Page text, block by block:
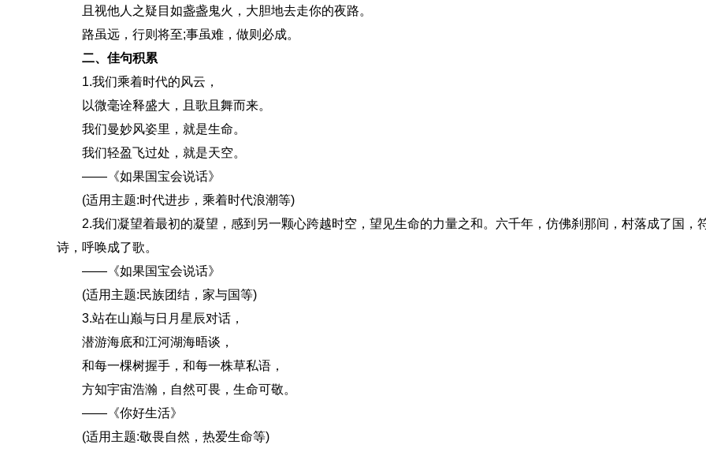
且视他人之疑目如盏盏鬼火，大胆地去走你的夜路。
路虽远，行则将至;事虽难，做则必成。
二、佳句积累
1.我们乘着时代的风云，
以微毫诠释盛大，且歌且舞而来。
我们曼妙风姿里，就是生命。
我们轻盈飞过处，就是天空。
——《如果国宝会说话》
(适用主题:时代进步，乘着时代浪潮等)
2.我们凝望着最初的凝望，感到另一颗心跨越时空，望见生命的力量之和。六千年，仿佛刹那间，村落成了国，
诗，呼唤成了歌。
——《如果国宝会说话》
(适用主题:民族团结，家与国等)
3.站在山巅与日月星辰对话，
潜游海底和江河湖海晤谈，
和每一棵树握手，和每一株草私语，
方知宇宙浩瀚，自然可畏，生命可敬。
——《你好生活》
(适用主题:敬畏自然，热爱生命等)